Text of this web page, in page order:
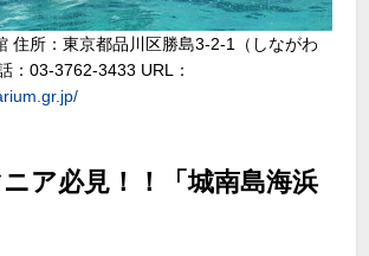
住所：東京都品川区勝島3-2-1（しながわ
：03-3762-3433 URL：
ア必見！！「城南島海浜